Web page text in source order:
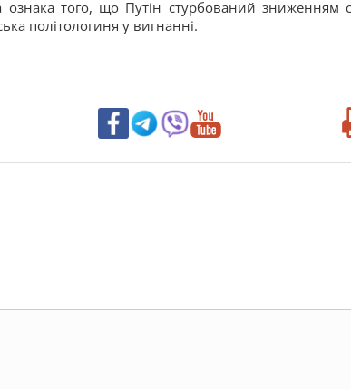
ознака того, що Путін стурбований зниженням
політологиня у вигнанні.